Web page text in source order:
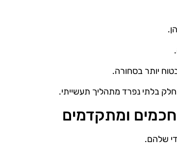
יותר בסחורה.
חלק בלתי נפרד מתהליך תעשייתי.
חכמים ומתקדמים
שלהם.